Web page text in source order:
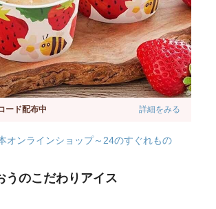
ード配布中 詳細をみる
オンラインショップ～24のすぐれもの
うのこだわりアイス